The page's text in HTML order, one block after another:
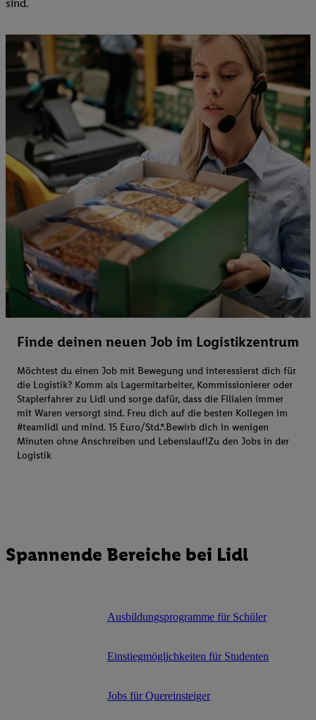
sind.
Finde deinen neuen Job im Logistikzentrum
Möchtest du einen Job mit Bewegung und interessierst dich für
die Logistik? Komm als Lagermitarbeiter, Kommissionierer oder
Staplerfahrer zu Lidl und sorge dafür, dass die Filialen immer
mit Waren versorgt sind. Freu dich auf die besten Kollegen im
#teamlidl und mind. 15 Euro/Std.*.Bewirb dich in wenigen
Minuten ohne Anschreiben und Lebenslauf!Zu den Jobs in der
Logistik
Spannende Bereiche bei Lidl
Ausbildungsprogramme für Schüler
Einstiegmöglichkeiten für Studenten
Jobs für Quereinsteiger